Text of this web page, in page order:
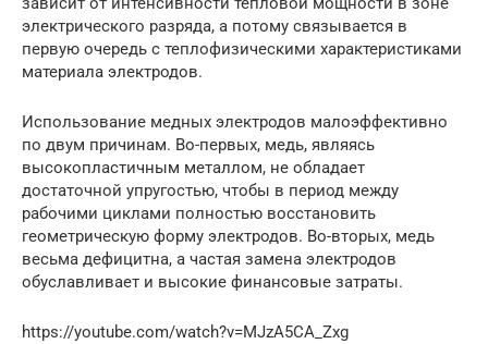
электрического разряда, а потому связывается в
первую очередь с теплофизическими характеристиками
материала электродов.
Использование медных электродов малоэффективно
по двум причинам. Во-первых, медь, являясь
высокопластичным металлом, не обладает
достаточной упругостью, чтобы в период между
рабочими циклами полностью восстановить
геометрическую форму электродов. Во-вторых, медь
весьма дефицитна, а частая замена электродов
обуславливает и высокие финансовые затраты.
https://youtube.com/watch?v=MJzA5CA_Zxg